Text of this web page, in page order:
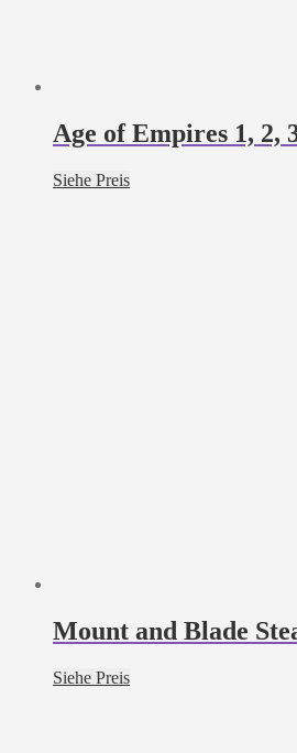
Age of Empires 1, 2,
Siehe Preis
Mount and Blade
Siehe Preis